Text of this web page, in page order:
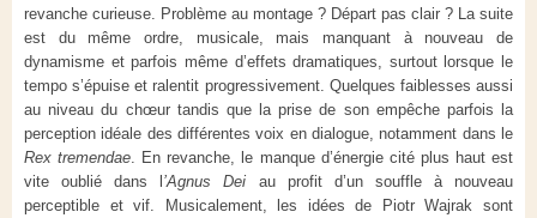
revanche curieuse. Problème au montage ? Départ pas clair ? La suite
est du même ordre, musicale, mais manquant à nouveau de
dynamisme et parfois même d’effets dramatiques, surtout lorsque le
tempo s’épuise et ralentit progressivement. Quelques faiblesses aussi
au niveau du chœur tandis que la prise de son empêche parfois la
perception idéale des différentes voix en dialogue, notamment dans le
Rex tremendae . En revanche, le manque d’énergie cité plus haut est
vite oublié dans l’Agnus Dei au profit d’un souffle à nouveau
perceptible et vif. Musicalement, les idées de Piotr Wajrak sont